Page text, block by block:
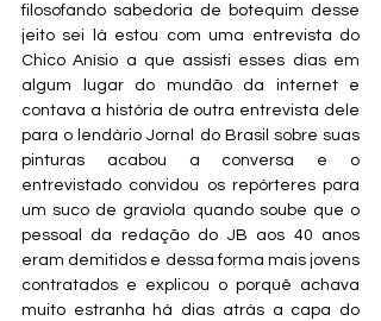
filosofando sabedoria de botequim desse
jeito sei lá estou com uma entrevista do
Chico Anísio a que assisti esses dias em
algum lugar do mundão da internet e
contava a história de outra entrevista dele
para o lendário Jornal do Brasil sobre suas
pinturas acabou a conversa e o
entrevistado convidou os repórteres para
um suco de graviola quando soube que o
pessoal da redação do JB aos 40 anos
eram demitidos e dessa forma mais jovens
contratados e explicou o porquê achava
muito estranha há dias atrás a capa do